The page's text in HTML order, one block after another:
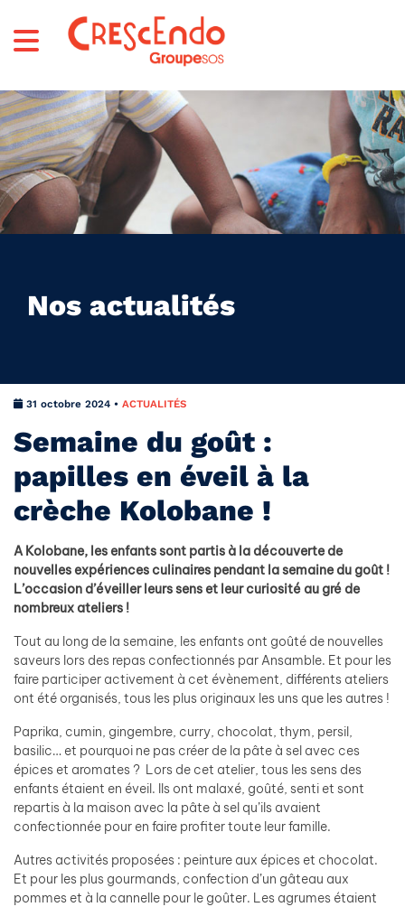
Nos actualités
31 octobre 2024 • ACTUALITÉS
Semaine du goût :
papilles en éveil à la
crèche Kolobane !
A Kolobane, les enfants sont partis à la découverte de
nouvelles expériences culinaires pendant la semaine du goût !
L’occasion d’éveiller leurs sens et leur curiosité au gré de
nombreux ateliers !
Tout au long de la semaine, les enfants ont goûté de nouvelles
saveurs lors des repas confectionnés par Ansamble. Et pour les
faire participer activement à cet évènement, différents ateliers
ont été organisés, tous les plus originaux les uns que les autres !
Paprika, cumin, gingembre, curry, chocolat, thym, persil,
basilic… et pourquoi ne pas créer de la pâte à sel avec ces
épices et aromates ? Lors de cet atelier, tous les sens des
enfants étaient en éveil. Ils ont malaxé, goûté, senti et sont
repartis à la maison avec la pâte à sel qu’ils avaient
confectionnée pour en faire profiter toute leur famille.
Autres activités proposées : peinture aux épices et chocolat.
Et pour les plus gourmands, confection d’un gâteau aux
pommes et à la cannelle pour le goûter. Les agrumes étaient